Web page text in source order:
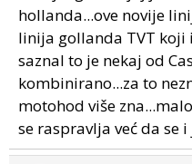
hollanda...ove novije
linija gollanda TVT koji
saznal to je nekaj od
kombinirano...za to
motohod više
se raspravlja već da se